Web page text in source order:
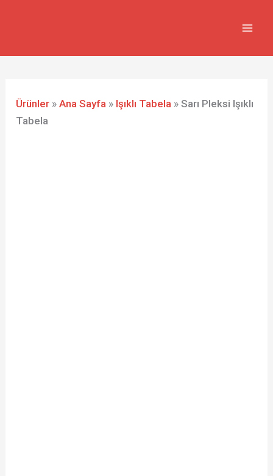
Ürünler »Ana Sayfa » Işıklı Tabela »Sarı Pleksi Işıklı
Tabela